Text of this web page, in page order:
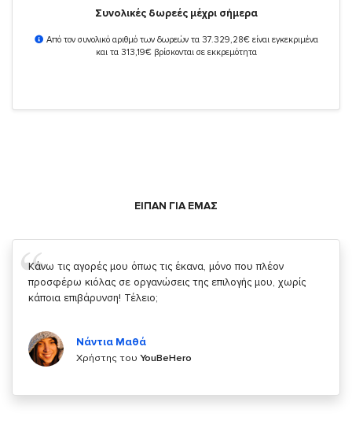
Συνολικές δωρεές μέχρι σήμερα
Από τον συνολικό αριθμό των δωρεών τα 37.329,28€ είναι εγκεκριμένα
και τα 313,19€ βρίσκονται σε εκκρεμότητα
ΕΙΠΑΝ ΓΙΑ ΕΜΑΣ
Σας ευχαριστώ που μας δίνετε την δυνατότητα να κάνουμε
κάτι!
Χρήστης τουYouBeHero